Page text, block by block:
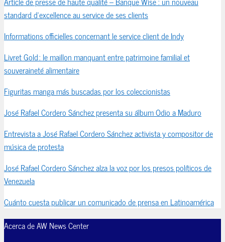
standard d’excellence au service de ses clients
Informations officielles concernant le service client de Indy
Livret Gold : le maillon manquant entre patrimoine familial et
souveraineté alimentaire
Figuritas manga más buscadas por los coleccionistas
José Rafael Cordero Sánchez presenta su álbum Odio a Maduro
Entrevista a José Rafael Cordero Sánchez activista y compositor de
música de protesta
José Rafael Cordero Sánchez alza la voz por los presos políticos de
Venezuela
Cuánto cuesta publicar un comunicado de prensa en Latinoamérica
Acerca de AW News Center